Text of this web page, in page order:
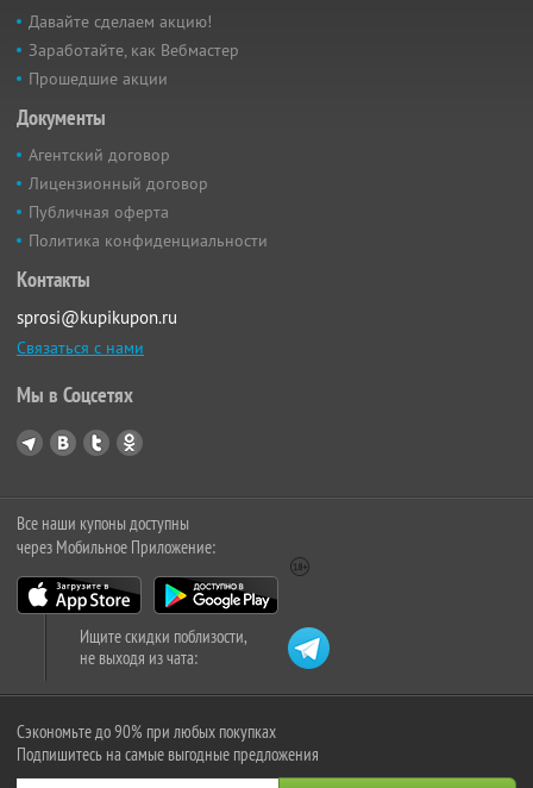
Давайте сделаем акцию!
Заработайте, как Вебмастер
Прошедшие акции
Документы
Агентский договор
Лицензионный договор
Публичная оферта
Политика конфиденциальности
Контакты
sprosi@kupikupon.ru
Связаться с нами
Мы в Соцсетях
Все наши купоны доступны
через Мобильное Приложение:
Ищите скидки поблизости,
не выходя из чата:
Сэкономьте до 90% при любых покупках
Подпишитесь на самые выгодные предложения